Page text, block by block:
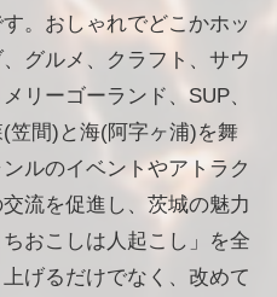
。おしゃれでどこかホッ
グルメ、クラフト、サウ
リーゴーランド、SUP、
笠間)と海(阿字ヶ浦)を舞
ルのイベントやアトラク
流を促進し、茨城の魅力
おこしは人起こし」を全
げるだけでなく、改めて